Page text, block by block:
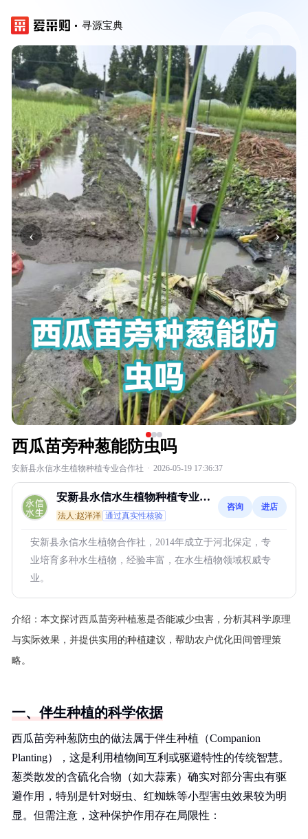
寻源宝典
‹ ›
西瓜苗旁种葱能防虫吗
安新县永信水生植物种植专业合作社 · 2026-05-19 17:36:37
安新县永信水生植物种植专业合
作社
法人:赵洋洋 通过真实性核验
咨询 进店
安新县永信水生植物合作社，2014年成立于河北保定，专
业培育多种水生植物，经验丰富，在水生植物领域权威专
业。
介绍： 本文探讨西瓜苗旁种植葱是否能减少虫害，分析其科学原理
与实际效果，并提供实用的种植建议，帮助农户优化田间管理策
略。
一、伴生种植的科学依据
西瓜苗旁种葱防虫的做法属于伴生种植（Companion
Planting），这是利用植物间互利或驱避特性的传统智慧。
葱类散发的含硫化合物（如大蒜素）确实对部分害虫有驱
避作用，特别是针对蚜虫、红蜘蛛等小型害虫效果较为明
显。但需注意，这种保护作用存在局限性：